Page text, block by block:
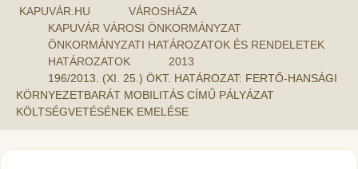
KAPUVÁR.HU
VÁROSHÁZA
KAPUVÁR VÁROSI ÖNKORMÁNYZAT
ÖNKORMÁNYZATI HATÁROZATOK ÉS RENDELETEK
HATÁROZATOK
2013
196/2013. (XI. 25.) ÖKT. HATÁROZAT: FERTŐ-HANSÁGI
KÖRNYEZETBARÁT MOBILITÁS CÍMŰ PÁLYÁZAT
KÖLTSÉGVETÉSÉNEK EMELÉSE